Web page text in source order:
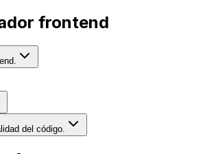
frontend
del código.